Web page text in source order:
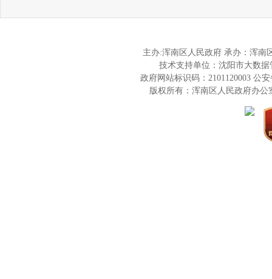
主办:浑南区人民政府 承办：浑
技术支持单位：沈阳市大数
政府网站标识码：2101120003 公安
版权所有：浑南区人民政府办